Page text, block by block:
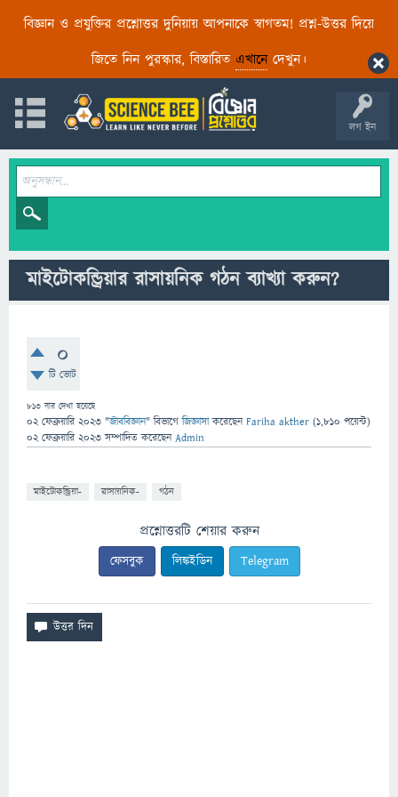
বিজ্ঞান ও প্রযুক্তির প্রশ্নোত্তর দুনিয়ায় আপনাকে স্বাগতম! প্রশ্ন-উত্তর দিয়ে
জিতে নিন পুরস্কার, বিস্তারিত এখানেদেখুন।
লগ ইন
মাইটোকন্ড্রিয়ার রাসায়নিক গঠন ব্যাখ্যা করুন?
0
টি ভোট
813 বার দেখা হয়েছে
02 ফেব্রুয়ারি 2023 "জীববিজ্ঞান" বিভাগে জিজ্ঞাসাকরেছেনFariha akther (1,810 পয়েন্ট)
02 ফেব্রুয়ারি 2023 সম্পাদিত করেছেনAdmin
মাইটোকন্ড্রিয়া- রাসায়নিক- গঠন
প্রশ্নোত্তরটি শেয়ার করুন
ফেসবুক লিঙ্কইডিন Telegram